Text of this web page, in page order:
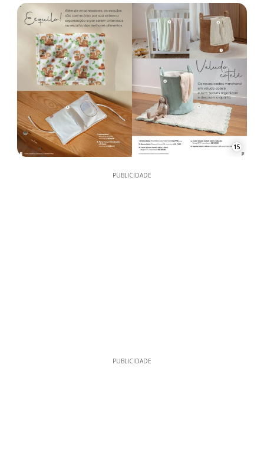
15
PUBLICIDADE
PUBLICIDADE